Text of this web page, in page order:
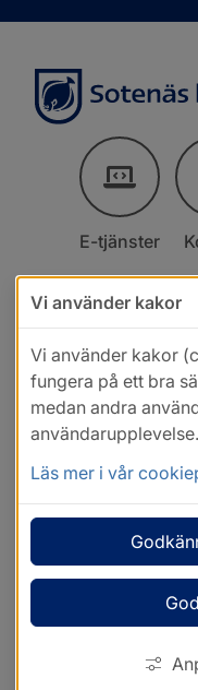
E-tjänster
Vi använder kakor
Vi använder kakor
fungera på ett bra
medan andra
användarupplevelse.
Läs mer i vår